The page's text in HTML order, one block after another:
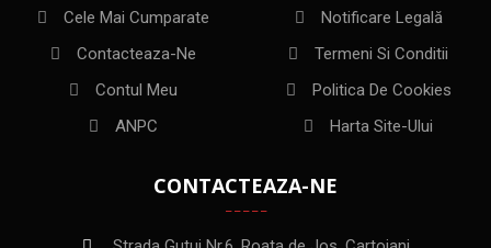
Cele Mai Cumparate
Contacteaza-Ne
Contul Meu
ANPC
Notificare Legală
Termeni Si Conditii
Politica De Cookies
Harta Site-Ului
CONTACTEAZA-NE